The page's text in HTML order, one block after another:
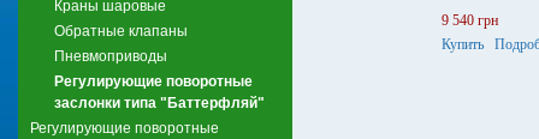
Краны шаровые
Обратные клапаны
Пневмоприводы
Регулирующие поворотные
заслонки типа "Баттерфляй"
Регулирующие поворотные
9 540 грн
Купить